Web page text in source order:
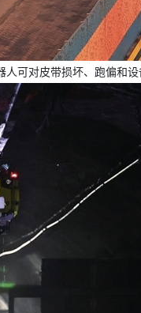
可对皮带损坏、跑偏和设